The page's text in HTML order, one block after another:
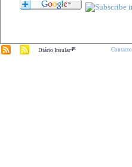
Diário Insular.pt